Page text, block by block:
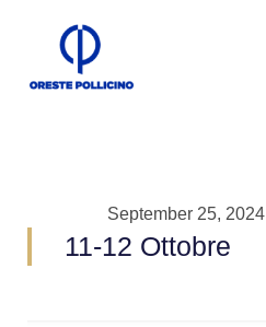
September 25, 2024
11-12 Ottobre